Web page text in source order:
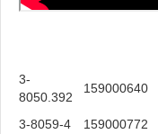
3-
8050.392
159000640
3-8059-4
159000772